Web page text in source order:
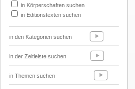
in Körperschaften suchen
in Editionstexten suchen
in den Kategorien suchen
in der Zeitleiste suchen
in Themen suchen